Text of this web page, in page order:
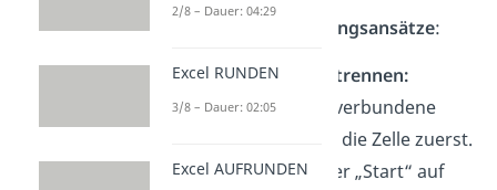
Dafür gibt es
zwei Lösungsansätze:
Verbundene Zellen trennen:
Handelt es sich um verbundene
Zellen, markierst du die Zelle zuerst.
Dann klickst du unter „Start“ auf
2/8 – Dauer: 04:29
Excel RUNDEN
3/8 – Dauer: 02:05
Excel AUFRUNDEN